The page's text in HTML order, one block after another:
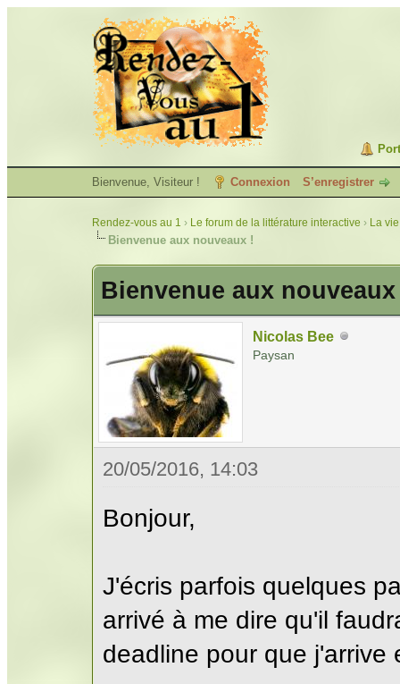
Bienvenue, Visiteur ! Connexion S’enregistrer
Rendez-vous au 1 › Le forum de la littérature interactive › La
Bienvenue aux nouveaux !
Bienvenue aux
Nicolas Bee
Paysan
20/05/2016, 14:03
Bonjour,
J'écris parfois quelques
arrivé à me dire qu'il
deadline pour que j'arrive